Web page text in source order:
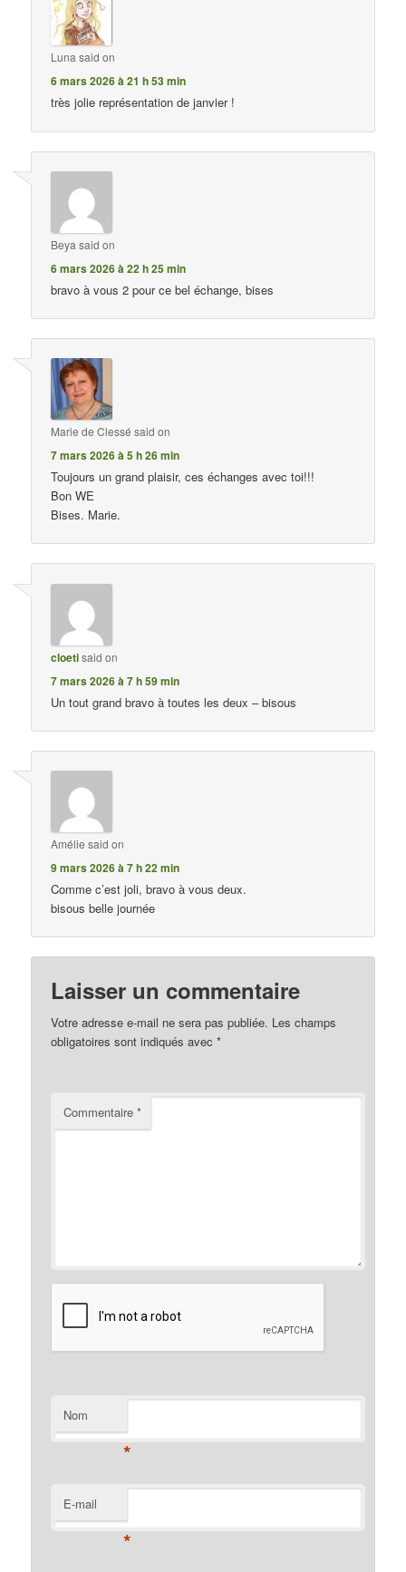
Lunasaid on
6 mars 2026 à 21 h 53 min
très jolie représentation de janvier !
Beya said on
6 mars 2026 à 22 h 25 min
bravo à vous 2 pour ce bel échange, bises
Marie de Clessé said on
7 mars 2026 à 5 h 26 min
Toujours un grand plaisir, ces échanges avec toi!!!
Bon WE
Bises. Marie.
cloetisaid on
7 mars 2026 à 7 h 59 min
Un tout grand bravo à toutes les deux – bisous
Amélie said on
9 mars 2026 à 7 h 22 min
Comme c’est joli, bravo à vous deux.
bisous belle journée
Laisser un commentaire
Votre adresse e-mail ne sera pas publiée. Les champs
obligatoires sont indiqués avec*
Commentaire*
Nom
*
E-mail
*